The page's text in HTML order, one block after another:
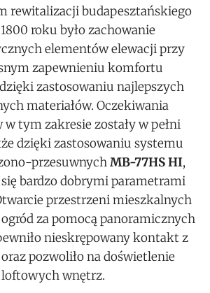
rewitalizacji budapesztańskiego
roku było zachowanie
elementów elewacji przy
zapewnieniu komfortu
zastosowaniu najlepszych
materiałów. Oczekiwania
tym zakresie zostały w pełni
dzięki zastosowaniu systemu
przesuwnychMB-77HS HI,
bardzo dobrymi parametrami
przestrzeni mieszkalnych
za pomocą panoramicznych
nieskrępowany kontakt z
pozwoliło na doświetlenie
loftowych wnętrz.